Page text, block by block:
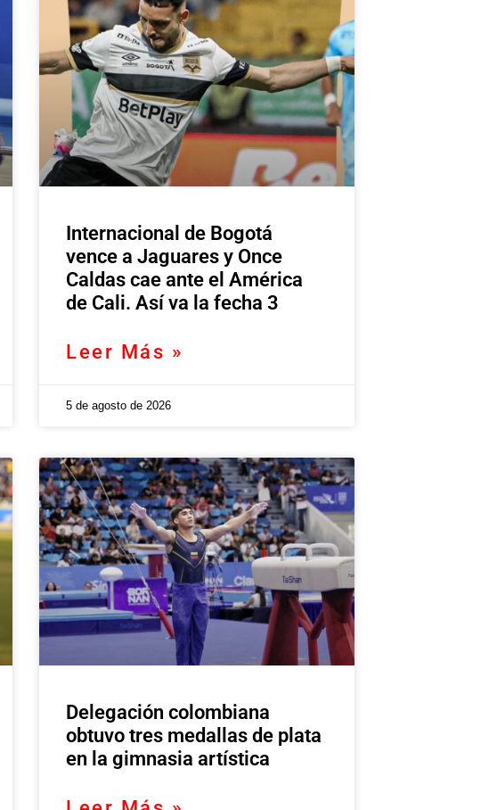
Internacional de Bogotá
vence a Jaguares y Once
Caldas cae ante el América
de Cali. Así va la fecha 3
Leer Más »
5 de agosto de 2026
Delegación colombiana
obtuvo tres medallas de plata
en la gimnasia artística